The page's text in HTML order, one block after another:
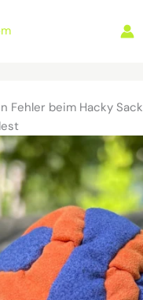
Fehler beim Hacky